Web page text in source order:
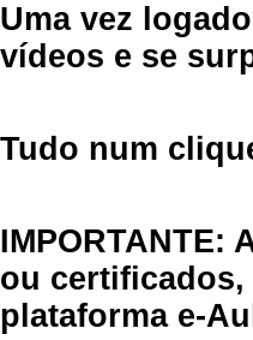
Uma vez
vídeos e se
Tudo num
IMPORTANTE:
ou
plataforma e-